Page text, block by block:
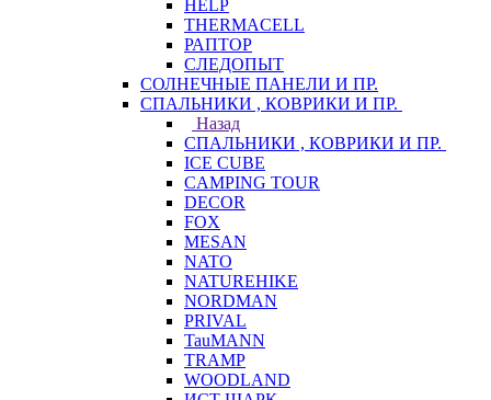
HELP
THERMACELL
РАПТОР
СЛЕДОПЫТ
СОЛНЕЧНЫЕ ПАНЕЛИ И ПР.
СПАЛЬНИКИ , КОВРИКИ И ПР.
Назад
СПАЛЬНИКИ , КОВРИКИ И ПР.
ICE CUBE
CAMPING TOUR
DECOR
FOX
MESAN
NATO
NATUREHIKE
NORDMAN
PRIVAL
TauMANN
TRAMP
WOODLAND